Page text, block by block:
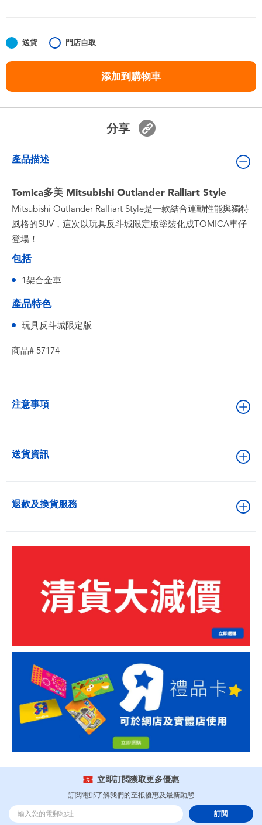
嬰兒及學前玩具
生活精品
送貨 門店自取
添加到購物車
分享
產品描述
Tomica多美 Mitsubishi Outlander Ralliart Style
Mitsubishi Outlander Ralliart Style是一款結合運動性能與獨特
風格的SUV，這次以玩具反斗城限定版塗裝化成TOMICA車仔
登場！
包括
1架合金車
產品特色
玩具反斗城限定版
商品# 57174
注意事項
送貨資訊
退款及換貨服務
立即訂閲獲取更多優惠
訂閲電郵了解我們的至抵優惠及最新動態
訂閲